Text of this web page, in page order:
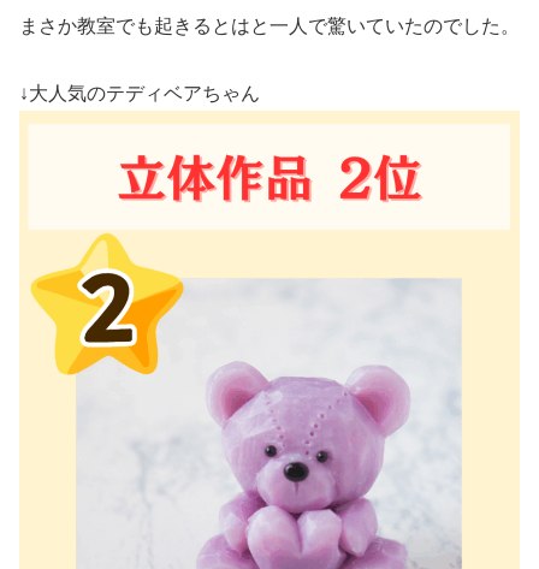
まさか教室でも起きるとはと一人で驚いていたのでした。
↓大人気のテディベアちゃん